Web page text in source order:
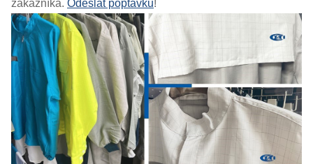
zákazníka. Odeslat poptávku!